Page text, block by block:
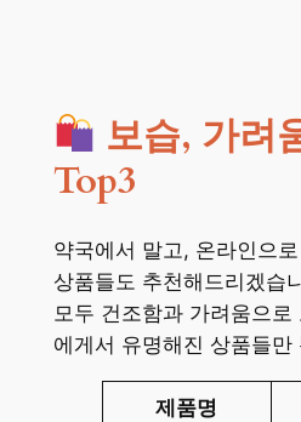
보습, 가려
Top3
약국에서 말고, 온라인으
상품들도 추천해드리겠습
모두 건조함과 가려움으로
에게서 유명해진 상품들만
제품명